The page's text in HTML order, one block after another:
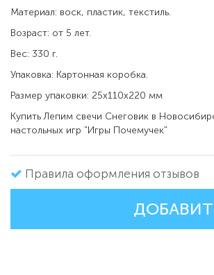
Материал: воск, пластик, текстиль.
Возраст: от 5 лет.
Вес: 330 г.
Упаковка: Картонная коробка.
Размер упаковки: 25х110х220 мм
Купить Лепим свечи Снеговик в
настольных игр "Игры Почемучек"
Правила оформления отзывов